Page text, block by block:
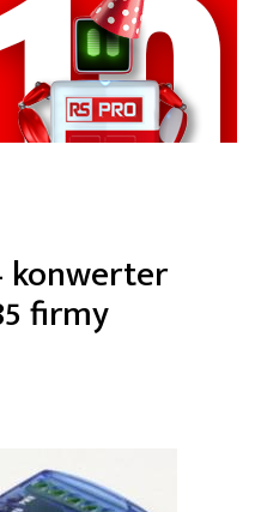
konwerter
firmy